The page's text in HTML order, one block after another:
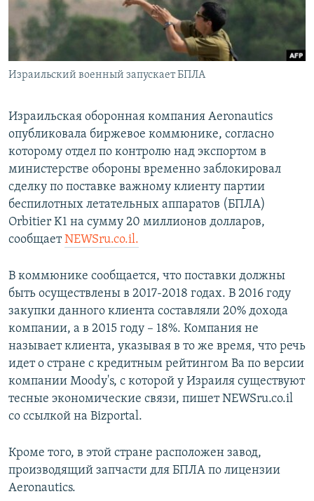
English
Русский
Все сайты Радио Азатутюн
Израильский военный запускает БПЛА
Израильская оборонная компания Aeronautics
опубликовала биржевое коммюнике, согласно
которому отдел по контролю над экспортом в
министерстве обороны временно заблокировал
сделку по поставке важному клиенту партии
беспилотных летательных аппаратов (БПЛА)
Orbitier K1 на сумму 20 миллионов долларов,
сообщаетNEWSru.co.il.
В коммюнике сообщается, что поставки должны
быть осуществлены в 2017-2018 годах. В 2016 году
закупки данного клиента составляли 20% дохода
компании, а в 2015 году – 18%. Компания не
называет клиента, указывая в то же время, что речь
идет о стране с кредитным рейтингом Ba по версии
компании Moody's, с которой у Израиля существуют
тесные экономические связи, пишет NEWSru.co.il
со ссылкой на Bizportal.
Кроме того, в этой стране расположен завод,
производящий запчасти для БПЛА по лицензии
Aeronautics.